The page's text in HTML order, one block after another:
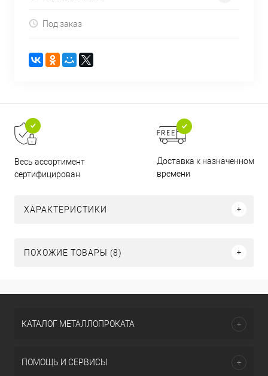
Под заказ
Весь ассортимент
сертифицирован
Доставка к назначенному
времени
ХАРАКТЕРИСТИКИ
ПОХОЖИЕ ТОВАРЫ (8)
КАТАЛОГ МЕТАЛЛОПРОКАТА
ПОМОЩЬ И СЕРВИСЫ